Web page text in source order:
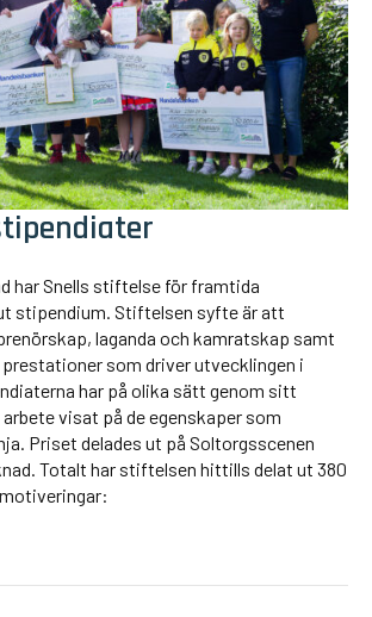
har Snells stiftelse för framtida
stipendium. Stiftelsen syfte är att
laganda och kamratskap samt
prestationer som driver utvecklingen i
har på olika sätt genom sitt
visat på de egenskaper som
Priset delades ut på Soltorgsscenen
Totalt har stiftelsen hittills delat ut 380